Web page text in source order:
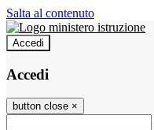
Salta al contenuto
Accedi
Accedi
button close ×